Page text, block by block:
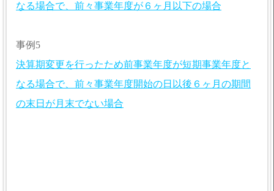
なる場合で、前々事業年度が６ヶ月以下の場合
事例5
決算期変更を行ったため前事業年度が短期事業年度と
なる場合で、前々事業年度開始の日以後６ヶ月の期間
の末日が月末でない場合